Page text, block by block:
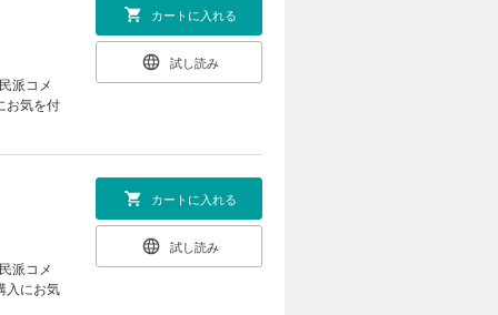
派コメ
お気を付
カートに入れる
試し読み
派コメ
入にお気
カートに入れる
試し読み